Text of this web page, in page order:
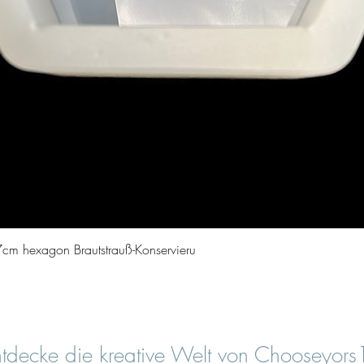
Aperçu rapide
hexagon Brautstrauß-Konservieru
die kreative Welt von